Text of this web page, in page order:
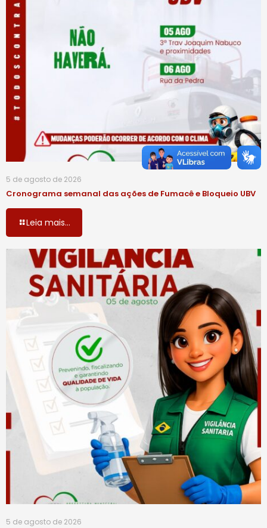
5 de agosto de 2026
Cronograma semanal das ações de Fumacê e Bloqueio UBV
Leia mais...
5 de agosto de 2026